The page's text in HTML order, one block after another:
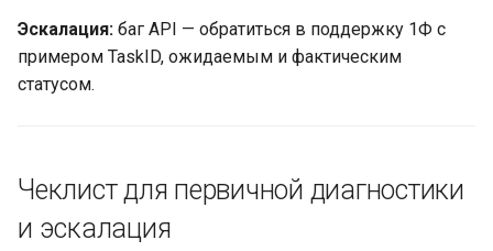
Эскалация: баг API — обратиться в поддержку 1Ф с
примером TaskID, ожидаемым и фактическим
статусом.
Чеклист для первичной диагностики
и эскалация